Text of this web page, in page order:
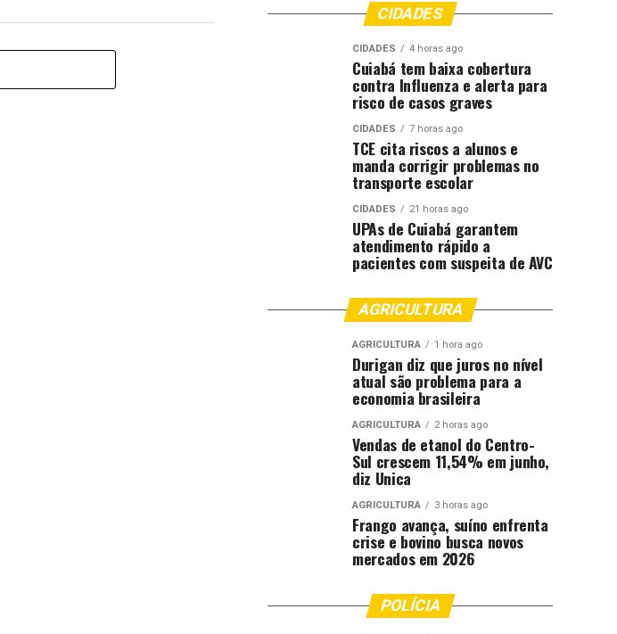
CIDADES
CIDADES 4 horas ago
Cuiabá tem baixa cobertura
contra Influenza e alerta para
risco de casos graves
CIDADES 7 horas ago
TCE cita riscos a alunos e
manda corrigir problemas no
transporte escolar
CIDADES 21 horas ago
UPAs de Cuiabá garantem
atendimento rápido a
pacientes com suspeita de AVC
AGRICULTURA
AGRICULTURA 1 hora ago
Durigan diz que juros no nível
atual são problema para a
economia brasileira
AGRICULTURA 2 horas ago
Vendas de etanol do Centro-
Sul crescem 11,54% em junho,
diz Unica
AGRICULTURA 3 horas ago
Frango avança, suíno enfrenta
crise e bovino busca novos
mercados em 2026
POLÍCIA